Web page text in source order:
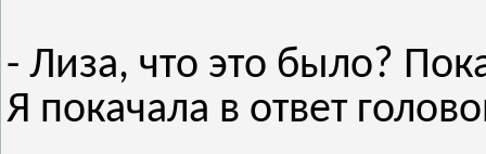
- Лиза, что это было?
Я покачала в ответ